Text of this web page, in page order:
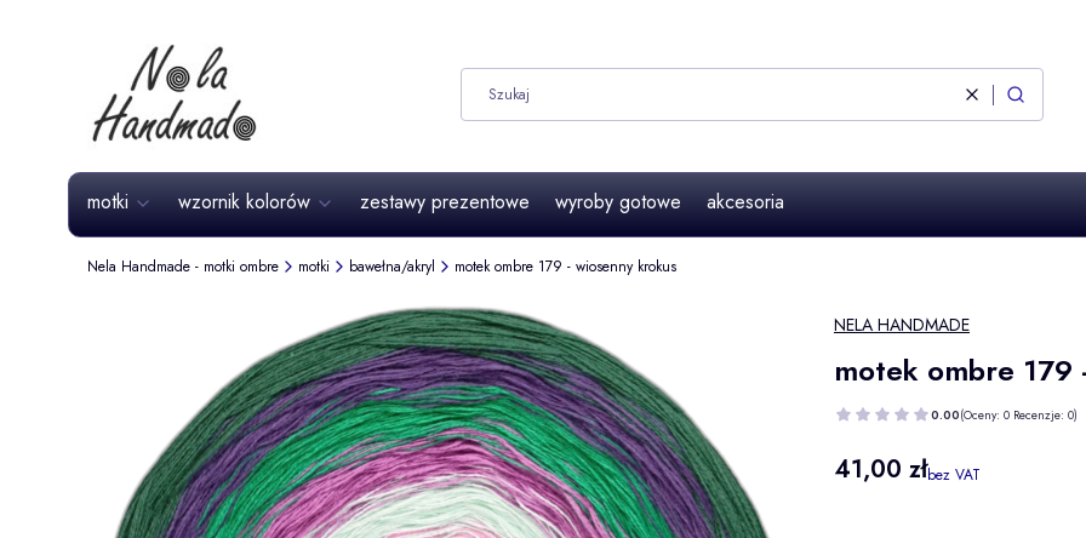
WyczyśćSzukaj
motki wzornik kolorów zestawy prezentowe wyroby gotowe akcesoria
Nela Handmade - motki ombre motki bawełna/akryl motek ombre 179 - wiosenny krokus
NELA HANDMADE
motek ombre 179
0.00(Oceny: 0 Recenzje: 0)
Cena
41,00 złbez VAT